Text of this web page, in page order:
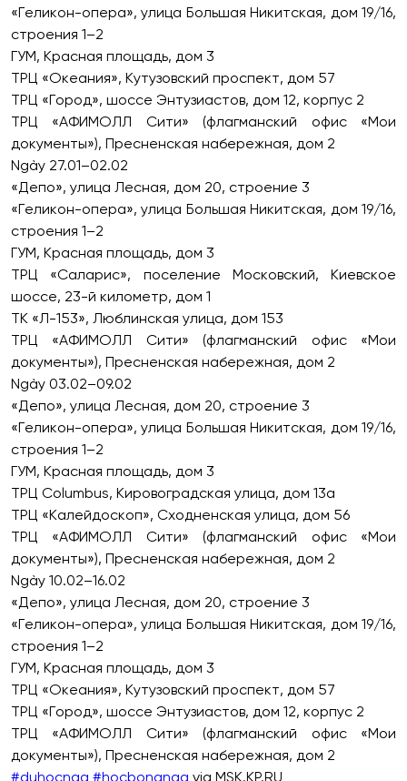
«Геликон-опера», улица Большая Никитская, дом 19/16,
строения 1–2
ГУМ, Красная площадь, дом 3
ТРЦ «Океания», Кутузовский проспект, дом 57
ТРЦ «Город», шоссе Энтузиастов, дом 12, корпус 2
ТРЦ «АФИМОЛЛ Сити» (флагманский офис «Мои
документы»), Пресненская набережная, дом 2
Ngày 27.01–02.02
«Депо», улица Лесная, дом 20, строение 3
«Геликон-опера», улица Большая Никитская, дом 19/16,
строения 1–2
ГУМ, Красная площадь, дом 3
ТРЦ «Саларис», поселение Московский, Киевское
шоссе, 23-й километр, дом 1
ТК «Л-153», Люблинская улица, дом 153
ТРЦ «АФИМОЛЛ Сити» (флагманский офис «Мои
документы»), Пресненская набережная, дом 2
Ngày 03.02–09.02
«Депо», улица Лесная, дом 20, строение 3
«Геликон-опера», улица Большая Никитская, дом 19/16,
строения 1–2
ГУМ, Красная площадь, дом 3
ТРЦ Columbus, Кировоградская улица, дом 13а
ТРЦ «Калейдоскоп», Сходненская улица, дом 56
ТРЦ «АФИМОЛЛ Сити» (флагманский офис «Мои
документы»), Пресненская набережная, дом 2
Ngày 10.02–16.02
«Депо», улица Лесная, дом 20, строение 3
«Геликон-опера», улица Большая Никитская, дом 19/16,
строения 1–2
ГУМ, Красная площадь, дом 3
ТРЦ «Океания», Кутузовский проспект, дом 57
ТРЦ «Город», шоссе Энтузиастов, дом 12, корпус 2
ТРЦ «АФИМОЛЛ Сити» (флагманский офис «Мои
документы»), Пресненская набережная, дом 2
#duhocnga #hocbongnga via MSK.KP.RU